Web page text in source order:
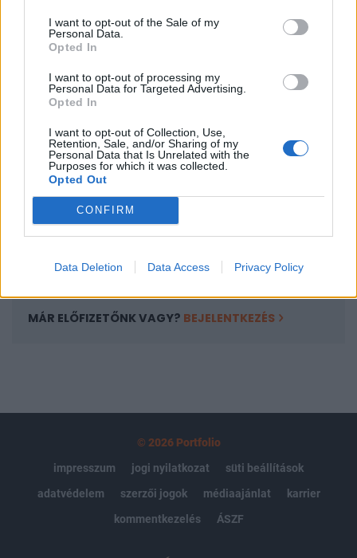
I want to opt-out of the Sale of my
Personal Data.
Opted In
I want to opt-out of processing my
Personal Data for Targeted Advertising.
Opted In
I want to opt-out of Collection, Use,
Retention, Sale, and/or Sharing of my
Personal Data that Is Unrelated with the
Purposes for which it was collected.
Opted Out
CONFIRM
Data Deletion Data Access Privacy Policy
A keresett cikk a portfolio.hu hírarchívumához
tartozik, melynek olvasása előfizetéses
regisztrációhoz kötött.
Az előfizetés a következőket tartalmazza:
Portfolio.hu teljes cikkarchívum
Kötéslisták: BÉT elmúlt 2 év napon belüli
MÁR ELŐFIZETŐNK VAGY? BEJELENTKEZÉS
© 2026 Portfolio
impresszum
jogi nyilatkozat
süti beállítások
adatvédelem
szerzői jogok médiaajánlat
karrier
kommentkezelés
ÁSZF